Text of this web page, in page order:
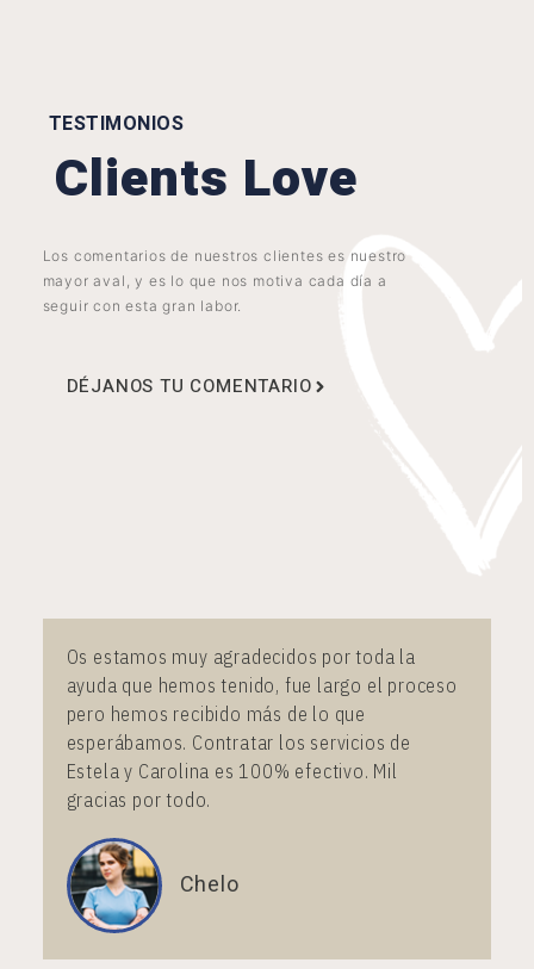
Os estamos muy agradecidos por toda la
ayuda que hemos tenido, fue largo el proceso
pero hemos recibido más de lo que
esperábamos. Contratar los servicios de
Estela y Carolina es 100% efectivo. Mil
gracias por todo.
Chelo
TESTIMONIOS
Clients Love
Los comentarios de nuestros clientes es nuestro
mayor aval, y es lo que nos motiva cada día a
seguir con esta gran labor.
DÉJANOS TU COMENTARIO